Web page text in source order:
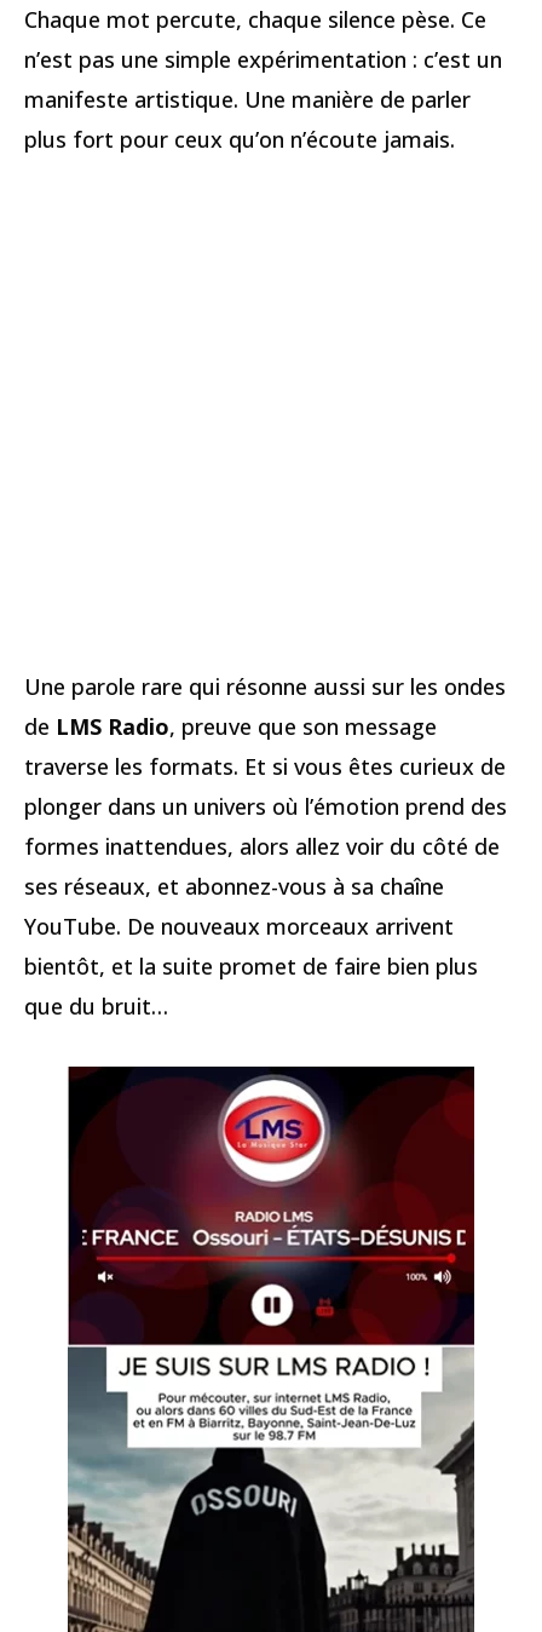
Chaque mot percute, chaque silence pèse. Ce
n’est pas une simple expérimentation : c’est un
manifeste artistique. Une manière de parler
plus fort pour ceux qu’on n’écoute jamais.
Une parole rare qui résonne aussi sur les ondes
de LMS Radio, preuve que son message
traverse les formats. Et si vous êtes curieux de
plonger dans un univers où l’émotion prend des
formes inattendues, alors allez voir du côté de
ses réseaux, et abonnez-vous à sa chaîne
YouTube. De nouveaux morceaux arrivent
bientôt, et la suite promet de faire bien plus
que du bruit…